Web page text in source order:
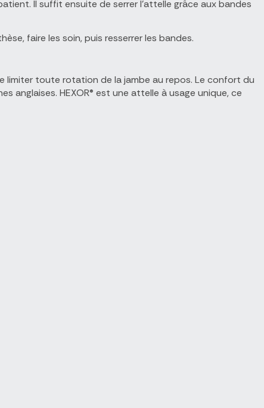
Il suffit ensuite de serrer l'attelle grâce aux bandes
faire les soin, puis resserrer les bandes.
limiter toute rotation de la jambe au repos. Le confort du
anglaises. HEXOR® est une attelle à usage unique, ce